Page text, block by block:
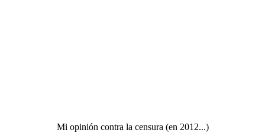
Mi opinión contra la censura (en 2012...)